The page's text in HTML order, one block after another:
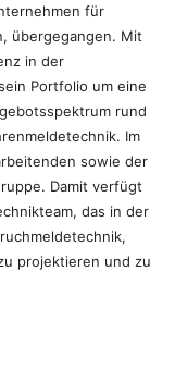
für
übergegangen. Mit
in der
Portfolio um eine
rund
Im
sowie der
Damit verfügt
das in der
projektieren und zu